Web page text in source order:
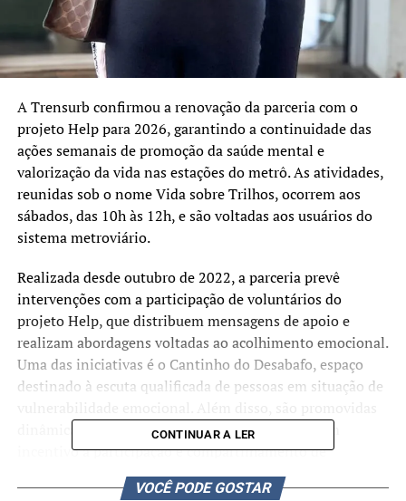
A Trensurb confirmou a renovação da parceria com o
projeto Help para 2026, garantindo a continuidade das
ações semanais de promoção da saúde mental e
valorização da vida nas estações do metrô. As atividades,
reunidas sob o nome Vida sobre Trilhos, ocorrem aos
sábados, das 10h às 12h, e são voltadas aos usuários do
sistema metroviário.
Realizada desde outubro de 2022, a parceria prevê
intervenções com a participação de voluntários do
projeto Help, que distribuem mensagens de apoio e
realizam abordagens voltadas ao acolhimento emocional.
Uma das iniciativas é o Cantinho do Desabafo, espaço
destinado à escuta qualificada de pessoas em situação de
dinâmicas interativas com o público, com foco em
incentivo à participação e compartilhamento de
experiências de superação.
CONTINUAR A LER
VOCÊ PODE GOSTAR